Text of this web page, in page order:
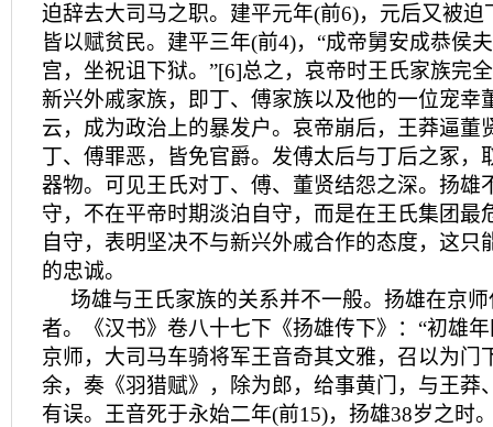
迫辞去大司马之职。建平元年(前6)，元后又被迫
皆以赋贫民。建平三年(前4)，“成帝舅安成恭侯
宫，坐祝诅下狱。”[6]总之，哀帝时王氏家族完
新兴外戚家族，即丁、傅家族以及他的一位宠幸
云，成为政治上的暴发户。哀帝崩后，王莽逼董
丁、傅罪恶，皆免官爵。发傅太后与丁后之冢，
器物。可见王氏对丁、傅、董贤结怨之深。扬雄
守，不在平帝时期淡泊自守，而是在王氏集团最
自守，表明坚决不与新兴外戚合作的态度，这只
的忠诚。
场雄与王氏家族的关系并不一般。扬雄在京
者。《汉书》卷八十七下《扬雄传下》：“初雄
京师，大司马车骑将军王音奇其文雅，召以为门
余，奏《羽猎赋》，除为郎，给事黄门，与王莽
有误。王音死于永始二年(前15)，扬雄38岁之时